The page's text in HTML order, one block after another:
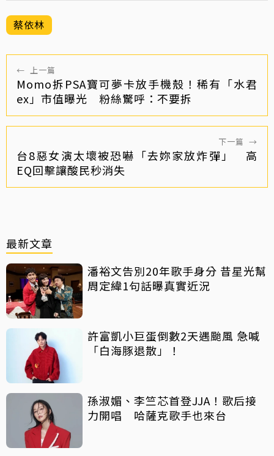
蔡依林
← 上一篇
Momo拆PSA寶可夢卡放手機殼！稀有「水君
ex」市值曝光 粉絲驚呼：不要拆
下一篇 →
台8惡女演太壞被恐嚇「去妳家放炸彈」 高
EQ回擊讓酸民秒消失
最新文章
潘裕文告別20年歌手身分 昔星光幫
周定緯1句話曝真實近況
許富凱小巨蛋倒數2天遇颱風 急喊
「白海豚退散」！
孫淑媚、李竺芯首登JJA！歌后接
力開唱 哈薩克歌手也來台